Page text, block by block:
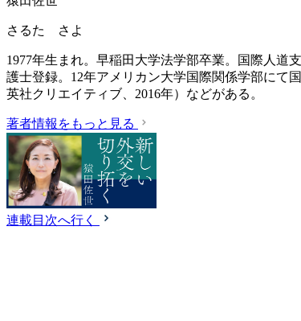
さるた さよ
1977年生まれ。早稲田大学法学部卒業。国際人道
護士登録。12年アメリカン大学国際関係学部にて
英社クリエイティブ、2016年）などがある。
著者情報をもっと見る
連載目次へ行く